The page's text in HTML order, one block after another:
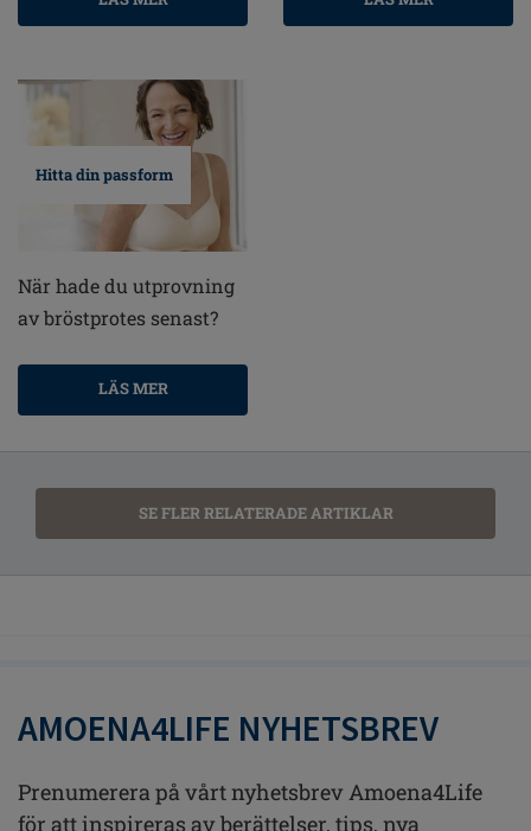
Hitta din passform
När hade du utprovning
av bröstprotes senast?
LÄS MER
SE FLER RELATERADE ARTIKLAR
AMOENA4LIFE NYHETSBREV
Prenumerera på vårt nyhetsbrev Amoena4Life
för att inspireras av berättelser, tips, nya